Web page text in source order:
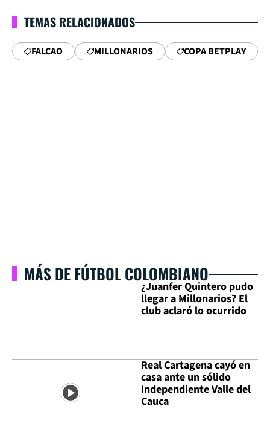
TEMAS RELACIONADOS
FALCAO MILLONARIOS COPA BETPLAY
MÁS DE FÚTBOL COLOMBIANO
¿Juanfer Quintero pudo
llegar a Millonarios? El
club aclaró lo ocurrido
Real Cartagena cayó en
casa ante un sólido
Independiente Valle del
Cauca